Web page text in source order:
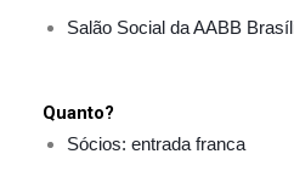
Salão Social da AABB
Quanto?
Sócios: entrada franca